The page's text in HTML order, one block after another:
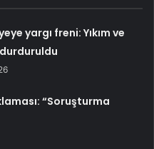
yargı freni: Yıkım ve
“Soruşturma